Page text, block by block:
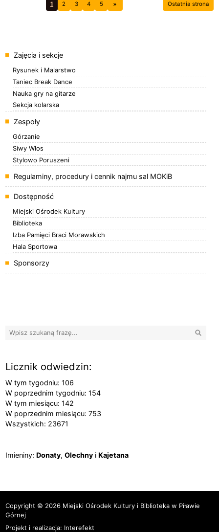
1 2 3 4 5 Ostatnia strona
Menu
Zajęcia i sekcje
Rysunek i Malarstwo
Taniec Break Dance
Nauka gry na gitarze
Sekcja kolarska
Zespoły
Górzanie
Siwy Włos
Stylowo Poruszeni
Regulaminy, procedury i cennik najmu sal MOKiB
Dostępność
Miejski Ośrodek Kultury
Biblioteka
Izba Pamięci Braci Morawskich
Hala Sportowa
Sponsorzy
Licznik odwiedzin:
W tym tygodniu: 106
W poprzednim tygodniu: 154
W tym miesiącu: 142
W poprzednim miesiącu: 753
Wszystkich: 23671
Imieniny
Imieniny: Donaty,Olechny i Kajetana
Copyright © 2026 Miejski Ośrodek Kultury i Biblioteka w Piławie
Górnej
Projekt i realizacja: Interefekt